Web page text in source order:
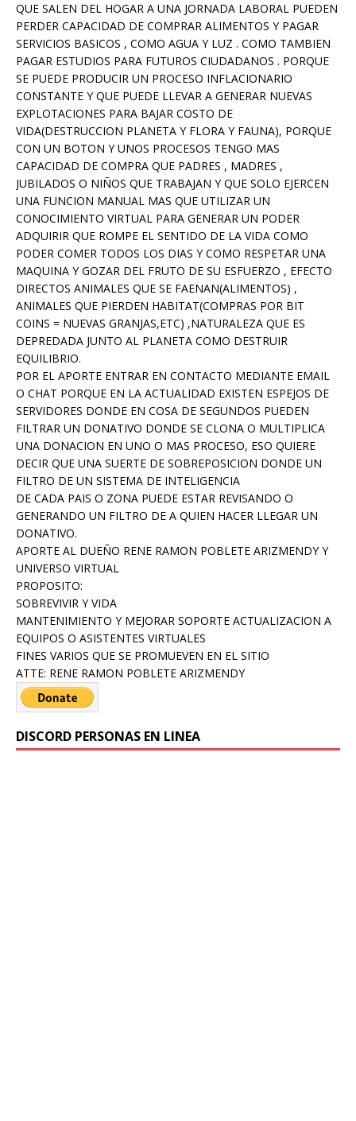
QUE SALEN DEL HOGAR A UNA JORNADA LABORAL PUEDEN
PERDER CAPACIDAD DE COMPRAR ALIMENTOS Y PAGAR
SERVICIOS BASICOS , COMO AGUA Y LUZ . COMO TAMBIEN
PAGAR ESTUDIOS PARA FUTUROS CIUDADANOS . PORQUE
SE PUEDE PRODUCIR UN PROCESO INFLACIONARIO
CONSTANTE Y QUE PUEDE LLEVAR A GENERAR NUEVAS
EXPLOTACIONES PARA BAJAR COSTO DE
VIDA(DESTRUCCION PLANETA Y FLORA Y FAUNA), PORQUE
CON UN BOTON Y UNOS PROCESOS TENGO MAS
CAPACIDAD DE COMPRA QUE PADRES , MADRES ,
JUBILADOS O NIÑOS QUE TRABAJAN Y QUE SOLO EJERCEN
UNA FUNCION MANUAL MAS QUE UTILIZAR UN
CONOCIMIENTO VIRTUAL PARA GENERAR UN PODER
ADQUIRIR QUE ROMPE EL SENTIDO DE LA VIDA COMO
PODER COMER TODOS LOS DIAS Y COMO RESPETAR UNA
MAQUINA Y GOZAR DEL FRUTO DE SU ESFUERZO , EFECTO
DIRECTOS ANIMALES QUE SE FAENAN(ALIMENTOS) ,
ANIMALES QUE PIERDEN HABITAT(COMPRAS POR BIT
COINS = NUEVAS GRANJAS,ETC) ,NATURALEZA QUE ES
DEPREDADA JUNTO AL PLANETA COMO DESTRUIR
EQUILIBRIO.
POR EL APORTE ENTRAR EN CONTACTO MEDIANTE EMAIL
O CHAT PORQUE EN LA ACTUALIDAD EXISTEN ESPEJOS DE
SERVIDORES DONDE EN COSA DE SEGUNDOS PUEDEN
FILTRAR UN DONATIVO DONDE SE CLONA O MULTIPLICA
UNA DONACION EN UNO O MAS PROCESO, ESO QUIERE
DECIR QUE UNA SUERTE DE SOBREPOSICION DONDE UN
FILTRO DE UN SISTEMA DE INTELIGENCIA
DE CADA PAIS O ZONA PUEDE ESTAR REVISANDO O
GENERANDO UN FILTRO DE A QUIEN HACER LLEGAR UN
DONATIVO.
APORTE AL DUEÑO RENE RAMON POBLETE ARIZMENDY Y
UNIVERSO VIRTUAL
PROPOSITO:
SOBREVIVIR Y VIDA
MANTENIMIENTO Y MEJORAR SOPORTE ACTUALIZACION A
EQUIPOS O ASISTENTES VIRTUALES
FINES VARIOS QUE SE PROMUEVEN EN EL SITIO
ATTE: RENE RAMON POBLETE ARIZMENDY
DISCORD PERSONAS EN LINEA